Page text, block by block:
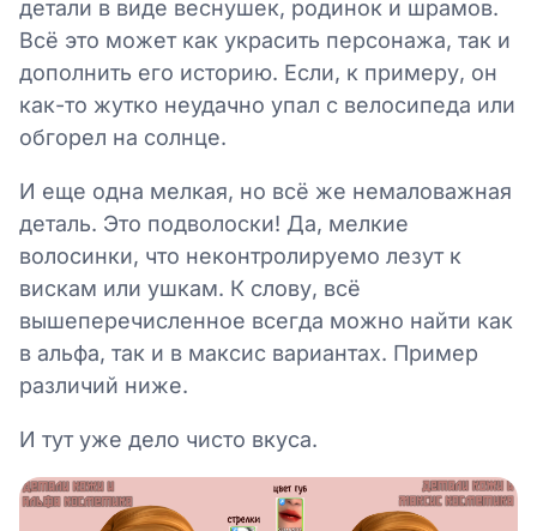
детали в виде веснушек, родинок и шрамов.
Всё это может как украсить персонажа, так и
дополнить его историю. Если, к примеру, он
как-то жутко неудачно упал с велосипеда или
обгорел на солнце.
И еще одна мелкая, но всё же немаловажная
деталь. Это подволоски! Да, мелкие
волосинки, что неконтролируемо лезут к
вискам или ушкам. К слову, всё
вышеперечисленное всегда можно найти как
в альфа, так и в максис вариантах. Пример
различий ниже.
И тут уже дело чисто вкуса.